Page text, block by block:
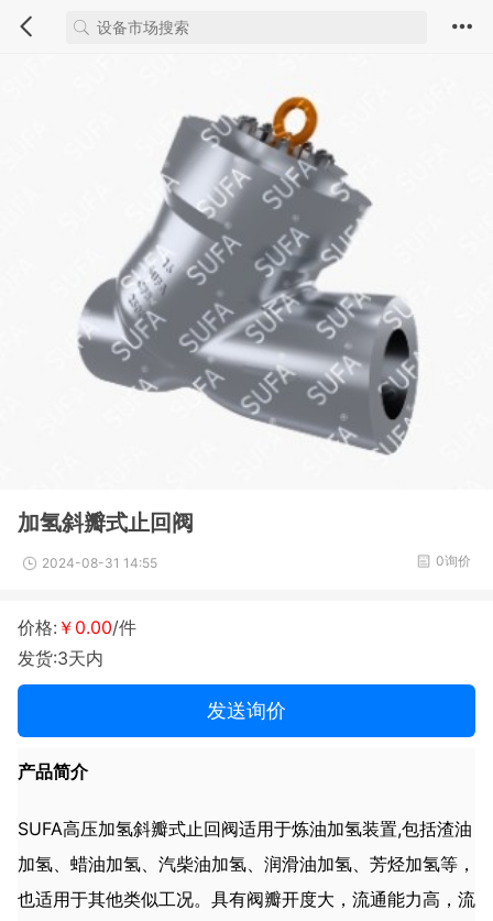
加氢斜瓣式止回阀
2024-08-31 14:55 0询价
价格: ￥0.00/件
发货:3天内
发送询价
产品简介
SUFA高压加氢斜瓣式止回阀适用于炼油加氢装置,包括渣油
加氢、蜡油加氢、汽柴油加氢、润滑油加氢、芳烃加氢等，
也适用于其他类似工况。具有阀瓣开度大，流通能力高，流